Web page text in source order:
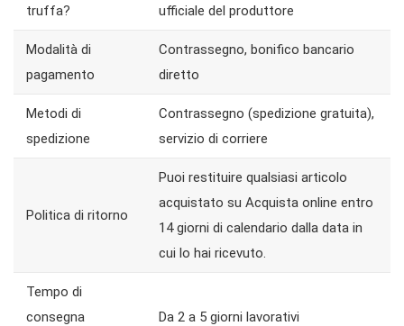
truffa?
ufficiale del produttore
Modalità di
pagamento
Contrassegno, bonifico bancario
diretto
Metodi di
spedizione
Contrassegno (spedizione gratuita),
servizio di corriere
Politica di ritorno
Puoi restituire qualsiasi articolo
acquistato su Acquista online entro
14 giorni di calendario dalla data in
cui lo hai ricevuto.
Tempo di
consegna
Da 2 a 5 giorni lavorativi